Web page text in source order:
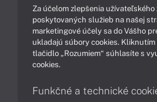
Obsah
Ako nakupovať
Možnosti
Za účelom zlepšenia užívateľského
poskytovaných služieb na našej
marketingové účely sa do Vášho
ukladajú súbory cookies. Kliknutím
tlačidlo „Rozumiem“ súhlasíte s
cookies.
Funkčné a technické